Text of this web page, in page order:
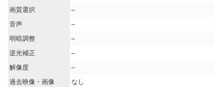
画質選択
–
音声
–
明暗調整
–
逆光補正
–
解像度
–
過去映像・画像
なし